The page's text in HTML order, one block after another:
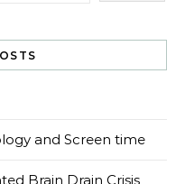
and Screen time
Brain Drain Crisis